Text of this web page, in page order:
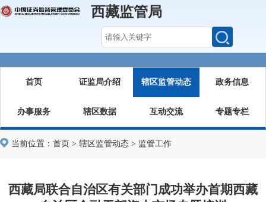
西藏监管局
首页 证监局介绍 辖区监管动态 政务信息
办事服务 辖区数据 互动交流 专题专栏
当前位置： 首页 > 辖区监管动态 > 监管工作
西藏局联合自治区有关部门成功举办首期西藏